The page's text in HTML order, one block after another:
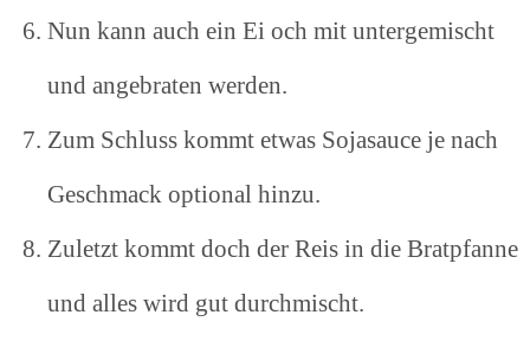
Nun kann auch ein Ei och mit untergemischt
und angebraten werden.
Zum Schluss kommt etwas Sojasauce je nach
Geschmack optional hinzu.
Zuletzt kommt doch der Reis in die Bratpfanne
und alles wird gut durchmischt.